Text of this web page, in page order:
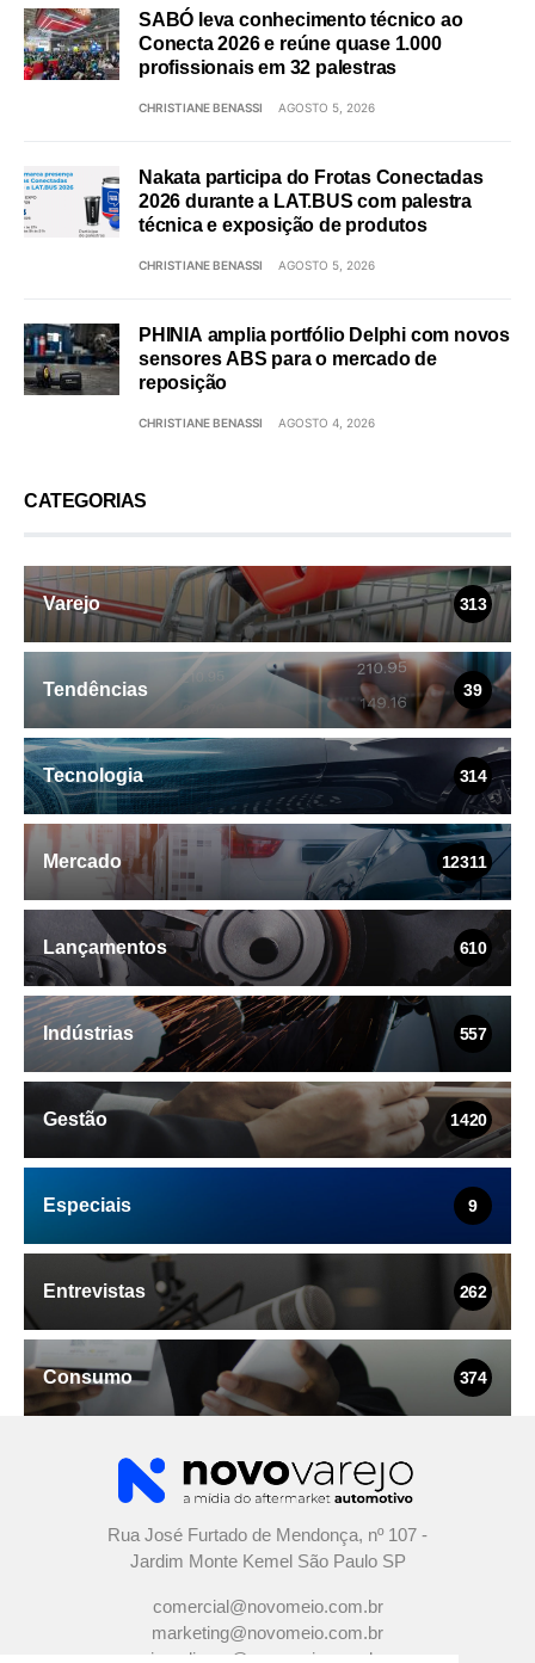
SABÓ leva conhecimento técnico ao
Conecta 2026 e reúne quase 1.000
profissionais em 32 palestras
CHRISTIANE BENASSI AGOSTO 5, 2026
Nakata participa do Frotas Conectadas
2026 durante a LAT.BUS com palestra
técnica e exposição de produtos
CHRISTIANE BENASSI AGOSTO 5, 2026
PHINIA amplia portfólio Delphi com novos
sensores ABS para o mercado de
reposição
CHRISTIANE BENASSI AGOSTO 4, 2026
CATEGORIAS
Varejo 313
Tendências 39
Tecnologia 314
Mercado 12311
Lançamentos 610
Indústrias 557
Gestão 1420
Especiais 9
Entrevistas 262
Consumo 374
Rua José Furtado de Mendonça, nº 107 -
Jardim Monte Kemel São Paulo SP
comercial@novomeio.com.br
marketing@novomeio.com.br